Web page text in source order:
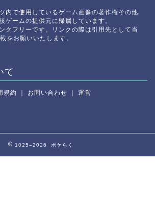
内で使用しているゲーム画像の著作権その他
ゲームの提供元に帰属しています。
クフリーです。リンクの際は引用先として当
をお願いいたします。
て
規約 ｜ お問い合わせ ｜ 運営
1025–2026 ポケらく